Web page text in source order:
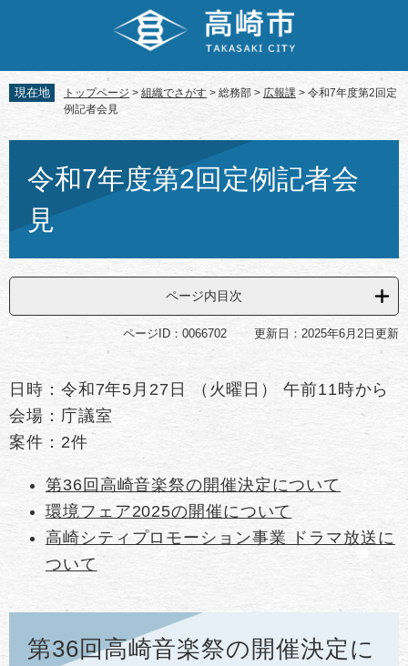
先
頭
す。
を
飛
し
現在地 トップページ > 組織でさがす > 総務部 > 広報課 > 令和7年度第2回定
例記者会見
令和7年度第2回定例記者会
見
ページ内目次
ページID：0066702 更新日：2025年6月2日更新
日時：令和7年5月27日 （火曜日） 午前11時から
会場：庁議室
案件：2件
第36回高崎音楽祭の開催決定について
環境フェア2025の開催について
高崎シティプロモーション事業 ドラマ放送に
ついて
第36回高崎音楽祭の開催決定に